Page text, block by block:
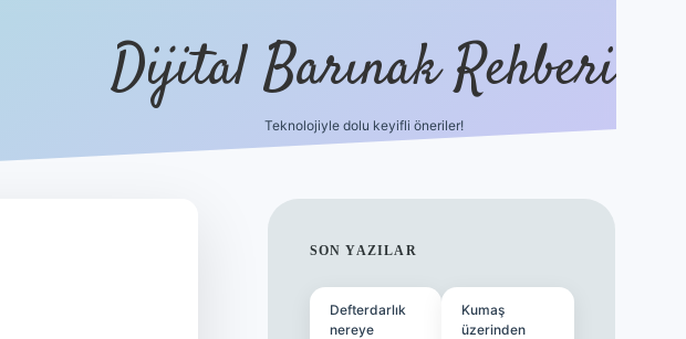
Dijital Barınak Rehberi
Teknolojiyle dolu keyifli öneriler!
SIDEBAR
SON YAZILAR
Defterdarlık
nereye
Kumaş
üzerinden
hiltonbet güncel giriş